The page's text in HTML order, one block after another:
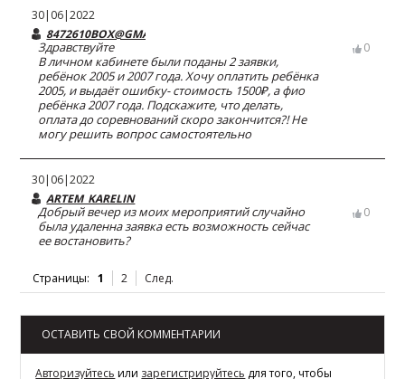
30|06|2022
8472610BOX@GMAIL.COM
Здравствуйте
В личном кабинете были поданы 2 заявки,
ребёнок 2005 и 2007 года. Хочу оплатить ребёнка
2005, и выдаёт ошибку- стоимость 1500₽, а фио
ребёнка 2007 года. Подскажите, что делать,
оплата до соревнований скоро закончится?! Не
могу решить вопрос самостоятельно
0
30|06|2022
ARTEM_KARELIN
Добрый вечер из моих мероприятий случайно
была удаленна заявка есть возможность сейчас
ее востановить?
0
Страницы: 1 2 След.
ОСТАВИТЬ СВОЙ КОММЕНТАРИИ
Авторизуйтесь или зарегистрируйтесь для того, чтобы